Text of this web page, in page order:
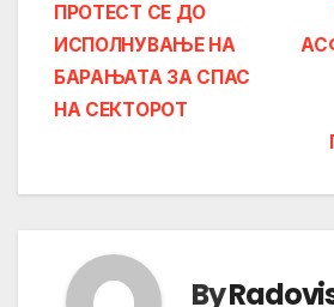
navigation
ПРОТЕСТ СЕ ДО
ИСПОЛНУВАЊЕ НА
БАРАЊАТА ЗА СПАС
НА СЕКТОРОТ
By